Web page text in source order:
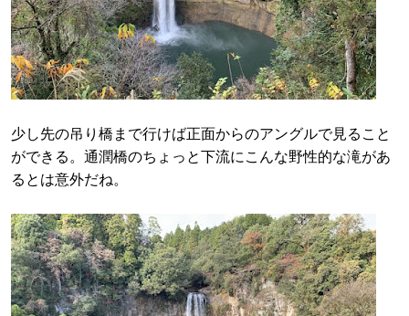
少し先の吊り橋まで行けば正面からのアングルで見ること
ができる。通潤橋のちょっと下流にこんな野性的な滝があ
るとは意外だね。